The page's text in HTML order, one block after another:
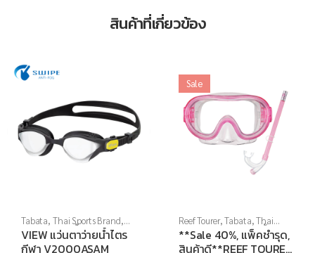
สินค้าที่เกี่ยวข้อง
Tabata, Thai Sports Brand,
View,กีฬาทางน้ำ,แว่นตาว่าย
น้ำ,แว่นตาว่ายน้ำแข่งขัน
VIEW แว่นตาว่ายน้ำไตร
กีฬา V2000ASAM
Sale
Reef Tourer,Tabata,Thai
Sports Brand,กีฬาทางน้ำ,
หน้ากากดำน้ำ,อุปกรณ์ดำน้ำ
**Sale 40%, แพ็คชำรุด,
สินค้าดี**REEF TOURER